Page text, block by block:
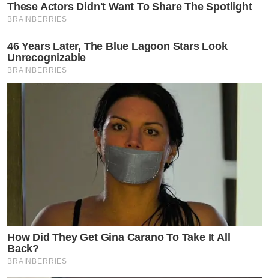
These Actors Didn't Want To Share The Spotlight
BRAINBERRIES
46 Years Later, The Blue Lagoon Stars Look
Unrecognizable
BRAINBERRIES
How Did They Get Gina Carano To Take It All
Back?
BRAINBERRIES